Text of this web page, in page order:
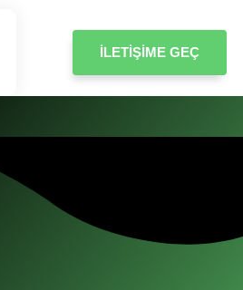
İLETIŞIME GEÇ